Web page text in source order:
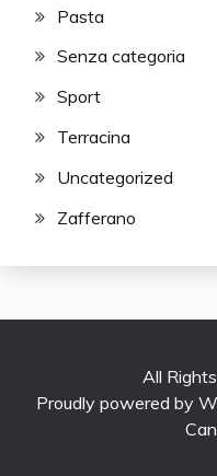
Pasta
Senza categoria
Sport
Terracina
Uncategorized
Zafferano
All
Proudly powered by